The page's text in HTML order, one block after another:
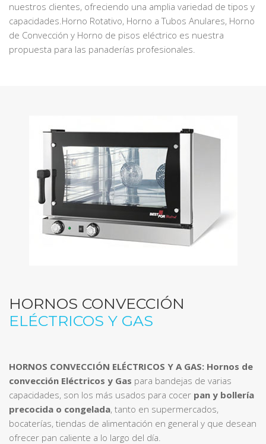
nuestros clientes, ofreciendo una amplia variedad de tipos y
capacidades.Horno Rotativo, Horno a Tubos Anulares, Horno
de Convección y Horno de pisos eléctrico es nuestra
propuesta para las panaderías profesionales.
HORNOS CONVECCIÓN
ELÉCTRICOS Y GAS
HORNOS CONVECCIÓN ELÉCTRICOS Y A GAS: Hornos de
convección Eléctricos y Gas para bandejas de varias
capacidades, son los más usados para cocer pan y bollería
precocida o congelada, tanto en supermercados,
bocaterías, tiendas de alimentación en general y que desean
ofrecer pan caliente a lo largo del día.